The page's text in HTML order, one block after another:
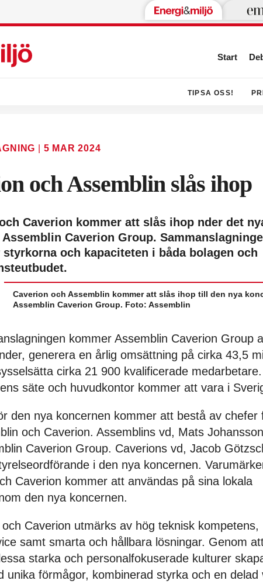
Start
TIPSA OSS!
5 MAR 2024
och Assemblin slås ihop
Caverion kommer att slås ihop nder det
Caverion Group.
styrkorna och kapaciteten i båda bolagen och
Caverion och Assemblin kommer att slås ihop till den nya
Assemblin Caverion Group. Foto: Assemblin
kommer Assemblin Caverion Group
generera en årlig omsättning på cirka 43,5
cirka 21 900 kvalificerade
säte och huvudkontor kommer att vara i
den nya koncernen kommer att bestå av chefer
och Caverion. Assemblins vd, Mats
Caverion Group. Caverions vd, Jacob
i den nya koncernen.
Caverion kommer att användas på sina lokala
den nya koncernen.
Caverion utmärks av hög teknisk kompetens,
samt smarta och hållbara lösningar. Genom
starka och personalfokuserade kulturer
unika förmågor, kombinerad styrka och en delad